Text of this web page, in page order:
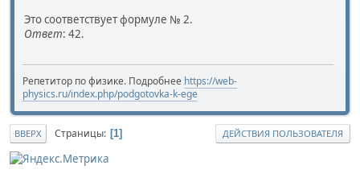
Это соответствует формуле № 2.
Ответ: 42.
Репетитор по физике. Подробнее https://web-
physics.ru/index.php/podgotovka-k-ege
ВВЕРХ Страницы 1 ДЕЙСТВИЯ ПОЛЬЗОВАТЕЛЯ